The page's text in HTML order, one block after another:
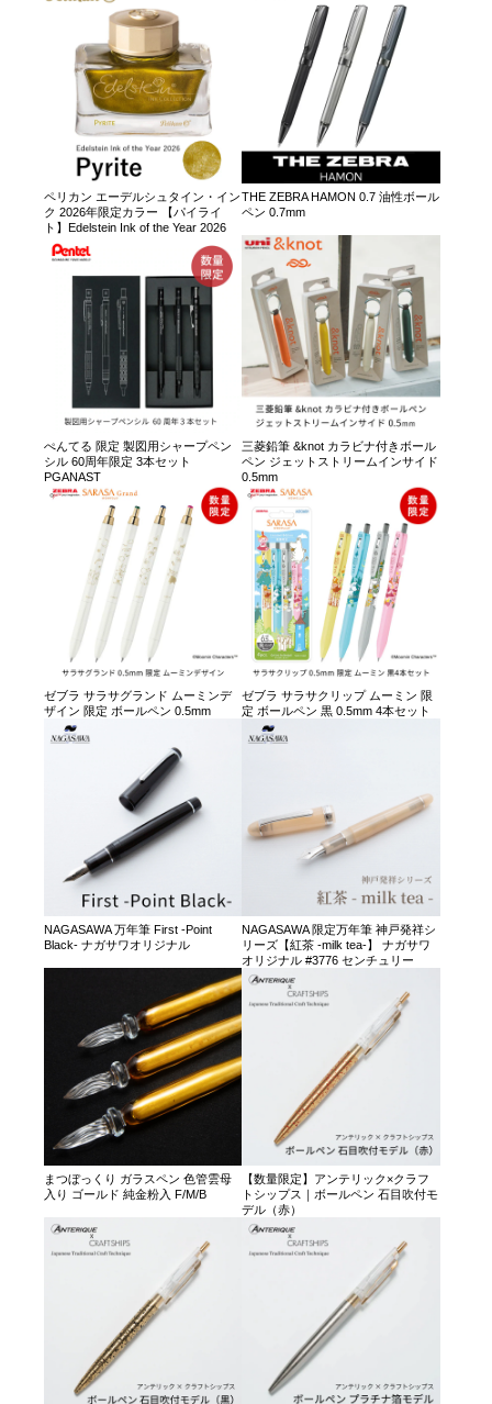
ペリカン エーデルシュタイン・イン
ク 2026年限定カラー 【パイライ
ト】Edelstein Ink of the Year 2026
THE ZEBRA HAMON 0.7 油性ボール
ペン 0.7mm
ぺんてる 限定 製図用シャープペン
シル 60周年限定 3本セット
PGANAST
三菱鉛筆 &knot カラビナ付きボール
ペン ジェットストリームインサイド
0.5mm
ゼブラ サラサグランド ムーミンデ
ザイン 限定 ボールペン 0.5mm
ゼブラ サラサクリップ ムーミン 限
定 ボールペン 黒 0.5mm 4本セット
NAGASAWA 万年筆 First -Point
Black- ナガサワオリジナル
NAGASAWA 限定万年筆 神戸発祥シ
リーズ【紅茶 -milk tea-】 ナガサワ
オリジナル #3776 センチュリー
まつぼっくり ガラスペン 色管雲母
入り ゴールド 純金粉入 F/M/B
【数量限定】アンテリック×クラフ
トシップス｜ボールペン 石目吹付モ
デル（赤）